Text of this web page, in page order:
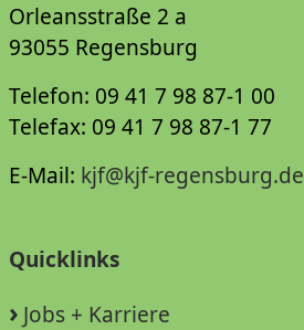
Orleansstraße 2 a
93055 Regensburg
Telefon: 09 41 7 98 87-1 00
Telefax: 09 41 7 98 87-1 77
E-Mail: kjf@kjf-regensburg.de
Quicklinks
Jobs + Karriere